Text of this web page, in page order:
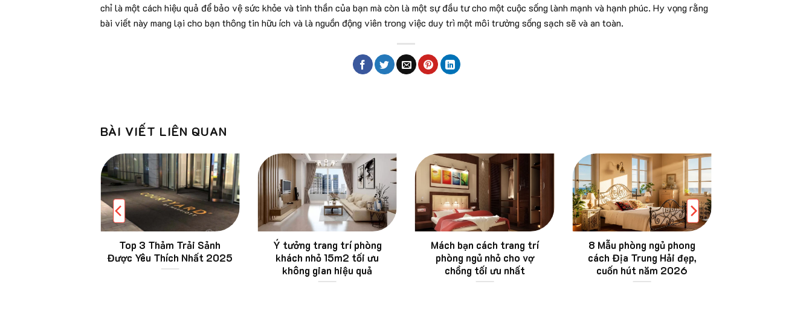
chỉ là một cách hiệu quả để bảo vệ sức khỏe và tinh thần của bạn mà còn là một sự đầu tư cho một cuộc sống lành mạnh và hạnh phúc. Hy vọng rằng
bài viết này mang lại cho bạn thông tin hữu ích và là nguồn động viên trong việc duy trì một môi trường sống sạch sẽ và an toàn.
BÀI VIẾT LIÊN QUAN
Top 3 Thảm Trải Sảnh
Được Yêu Thích Nhất 2025
Ý tưởng trang trí phòng
khách nhỏ 15m2 tối ưu
không gian hiệu quả
Mách bạn cách trang trí
phòng ngủ nhỏ cho vợ
chồng tối ưu nhất
8 Mẫu phòng ngủ phong
cách Địa Trung Hải đẹp,
cuốn hút năm 2026